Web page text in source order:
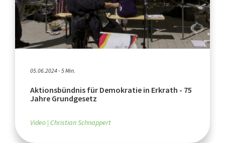
05.06.2024 - 5 Min.
Aktionsbündnis für Demokratie in Erkrath - 75
Jahre Grundgesetz
Video Christian Schnappert